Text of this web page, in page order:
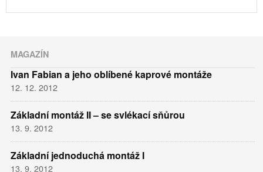
MAGAZÍN
Ivan Fabian a jeho oblíbené kaprové montáže
12. 12. 2012
Základní montáž II – se svlékací sňůrou
13. 9. 2012
Základní jednoduchá montáž I
13. 9. 2012